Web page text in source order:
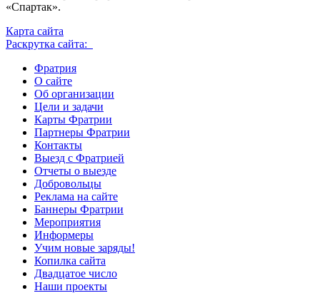
«Спартак».
Карта сайта
Раскрутка сайта:
Фратрия
О сайте
Об организации
Цели и задачи
Карты Фратрии
Партнеры Фратрии
Контакты
Выезд с Фратрией
Отчеты о выезде
Добровольцы
Реклама на сайте
Баннеры Фратрии
Мероприятия
Информеры
Учим новые заряды!
Копилка сайта
Двадцатое число
Наши проекты